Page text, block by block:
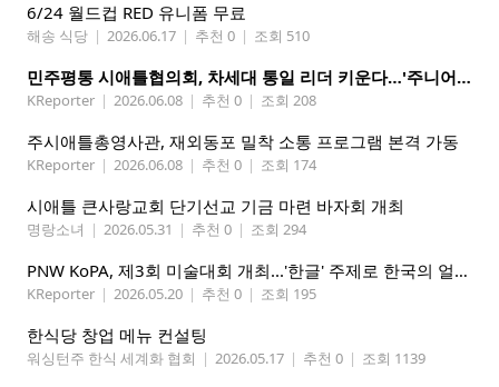
6/24 월드컵 RED 유니폼 무료
해송 식당 | 2026.06.17 | 추천 0 | 조회 510
민주평통 시애틀협의회, 차세대 통일 리더 키운다…'주니어 평통' 발대식 성황리 개최
KReporter | 2026.06.08 | 추천 0 | 조회 208
주시애틀총영사관, 재외동포 밀착 소통 프로그램 본격 가동
KReporter | 2026.06.08 | 추천 0 | 조회 174
시애틀 큰사랑교회 단기선교 기금 마련 바자회 개최
명랑소녀 | 2026.05.31 | 추천 0 | 조회 294
PNW KoPA, 제3회 미술대회 개최...'한글' 주제로 한국의 얼을 담는다
KReporter | 2026.05.20 | 추천 0 | 조회 195
한식당 창업 메뉴 컨설팅
워싱턴주 한식 세계화 협회 | 2026.05.17 | 추천 0 | 조회 1139